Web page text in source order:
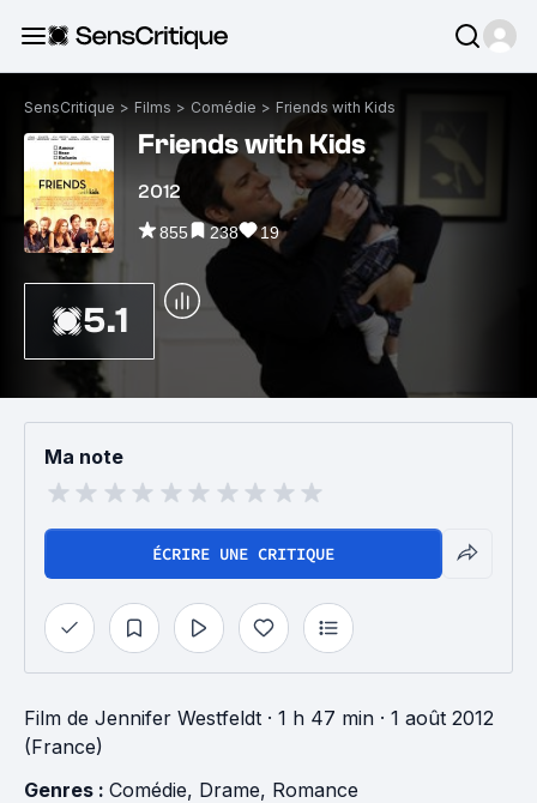
SensCritique > Films > Comédie > Friends with Kids
Friends with Kids
2012
855 238 19
5.1
Ma note
ÉCRIRE UNE CRITIQUE
Film de Jennifer Westfeldt · 1 h 47 min · 1 août 2012
(France)
Genres : Comédie, Drame, Romance